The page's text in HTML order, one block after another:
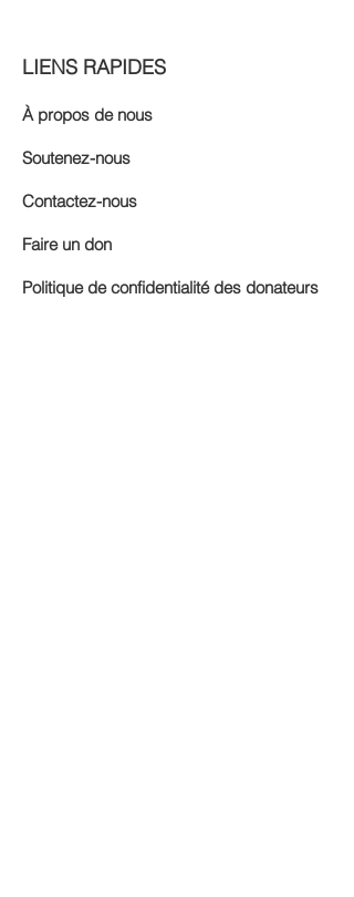
LIENS RAPIDES
À propos de nous
Soutenez-nous
Contactez-nous
Faire un don
Politique de confidentialité des donateurs